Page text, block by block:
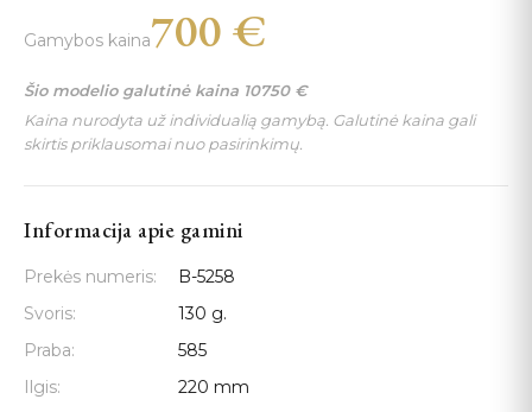
Gamybos kaina700 €
Šio modelio galutinė kaina 10750 €
Kaina nurodyta už individualią gamybą. Galutinė kaina gali
skirtis priklausomai nuo pasirinkimų.
Informacija apie gamini
Prekės numeris:
B-5258
Svoris:
130 g.
Praba:
585
Ilgis:
220 mm